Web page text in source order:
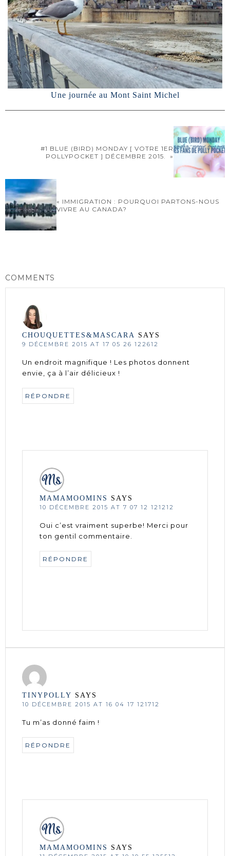
Une journée au Mont Saint Michel
#1 BLUE (BIRD) MONDAY [ VOTRE 1ER
POLLYPOCKET ] DÉCEMBRE 2015. »
« IMMIGRATION : POURQUOI PARTONS-NOUS
VIVRE AU CANADA?
COMMENTS
CHOUQUETTES&MASCARA SAYS
9 DÉCEMBRE 2015 AT 17 05 26 122612
Un endroit magnifique ! Les photos donnent
envie, ça à l’air délicieux !
RÉPONDRE
MAMAMOOMINS SAYS
10 DÉCEMBRE 2015 AT 7 07 12 121212
Oui c’est vraiment superbe! Merci pour
ton gentil commentaire.
RÉPONDRE
TINYPOLLY SAYS
10 DÉCEMBRE 2015 AT 16 04 17 121712
Tu m’as donné faim !
RÉPONDRE
MAMAMOOMINS SAYS